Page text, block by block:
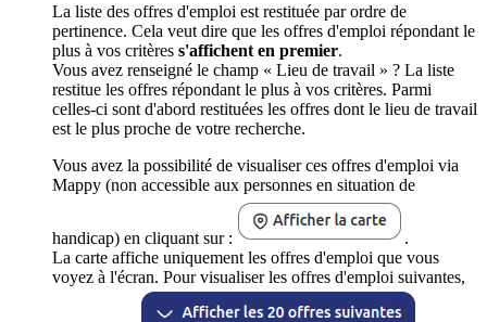
La liste des offres d'emploi est restituée par ordre de
pertinence. Cela veut dire que les offres d'emploi répondant le
plus à vos critères s'affichent en premier.
Vous avez renseigné le champ « Lieu de travail » ? La liste
restitue les offres répondant le plus à vos critères. Parmi
celles-ci sont d'abord restituées les offres dont le lieu de travail
est le plus proche de votre recherche.
Vous avez la possibilité de visualiser ces offres d'emploi via
Mappy (non accessible aux personnes en situation de
handicap) en cliquant sur :
.
La carte affiche uniquement les offres d'emploi que vous
voyez à l'écran. Pour visualiser les offres d'emploi suivantes,